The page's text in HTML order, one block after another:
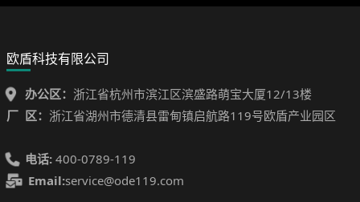
欧盾科技有限公司
办公区： 浙江省杭州市滨江区滨盛路萌宝大厦12/13楼
厂 区： 浙江省湖州市德清县雷甸镇启航路119号欧盾产业园区
电话: 400-0789-119
Email:service@ode119.com